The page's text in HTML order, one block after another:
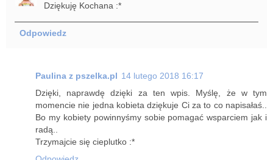
Dziękuję Kochana :*
Odpowiedz
Paulina z pszelka.pl 14 lutego 2018 16:17
Dzięki, naprawdę dzięki za ten wpis. Myślę, że w tym
momencie nie jedna kobieta dziękuje Ci za to co napisałaś..
Bo my kobiety powinnyśmy sobie pomagać wsparciem jak i
radą..
Trzymajcie się cieplutko :*